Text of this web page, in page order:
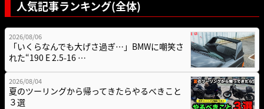
人気記事ランキング(全体)
2026/08/06
「いくらなんでも大げさ過ぎ…」BMWに嘲笑さ
れた“190 E 2.5-16 …
2026/08/04
夏のツーリングから帰ってきたらやるべきこと
３選